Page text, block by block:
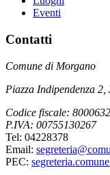
Eventi
Contatti
Comune di Morgano
Piazza Indipendenza
Codice fiscale:
P.IVA: 00755130267
Tel: 04228378
Email:
PEC: